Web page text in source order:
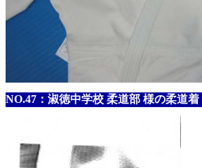
NO.47：淑徳中学校 柔道部 様の柔道